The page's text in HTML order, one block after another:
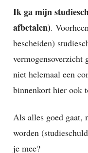
Ik ga mijn
afbetalen).
bescheiden)
vermogensoverzicht
niet helemaal een
binnenkort hier ook
Als alles goed gaat,
worden
je mee?